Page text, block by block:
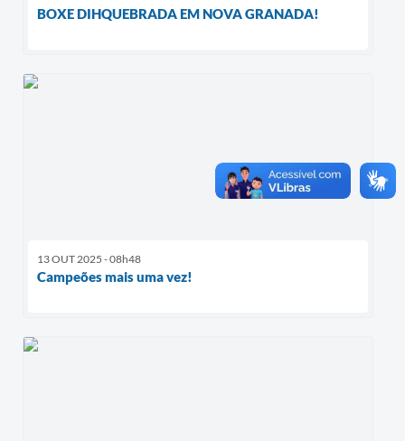
BOXE DIHQUEBRADA EM NOVA GRANADA!
13 OUT 2025 - 08h48
Campeões mais uma vez!